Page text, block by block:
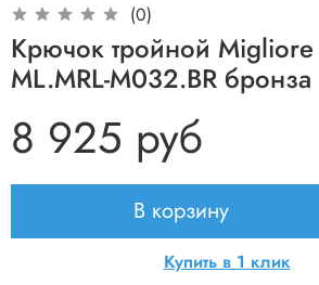
(0)
Крючок тройной
ML.MRL-M032.BR бронза
8 925 руб
В корзину
Купить в 1 клик